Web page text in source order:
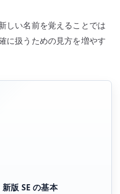
しい名前を覚えることでは
に扱うための見方を増やす
版 SE の基本